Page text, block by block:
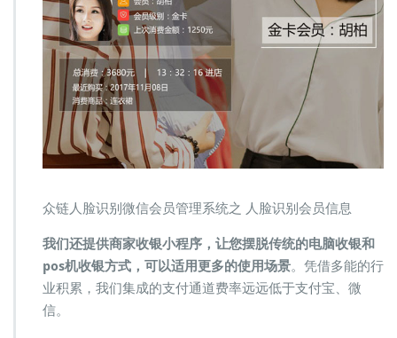
众链人脸识别微信会员管理系统之 人脸识别会员信息
我们还提供商家收银小程序，让您摆脱传统的电脑收银和
pos机收银方式，可以适用更多的使用场景。凭借多能的行
业积累，我们集成的支付通道费率远远低于支付宝、微
信。